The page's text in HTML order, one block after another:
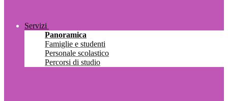
Servizi
Panoramica
Famiglie e studenti
Personale scolastico
Percorsi di studio